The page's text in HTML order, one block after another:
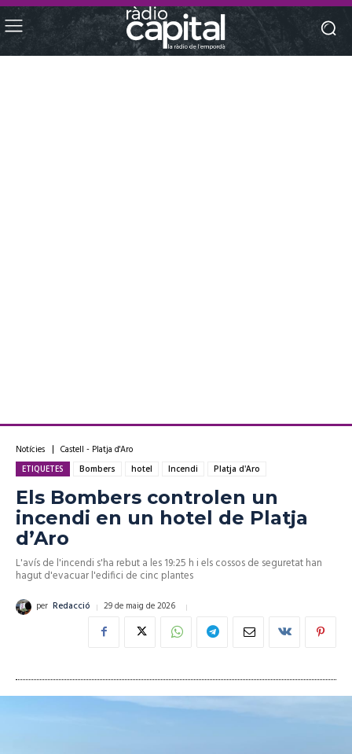
Notícies Castell - Platja d'Aro
ETIQUETES Bombers hotel Incendi Platja d'Aro
Els Bombers controlen un
incendi en un hotel de Platja
d’Aro
L'avís de l'incendi s'ha rebut a les 19:25 h i els cossos de seguretat han
hagut d'evacuar l'edifici de cinc plantes
per Redacció 29 de maig de 2026